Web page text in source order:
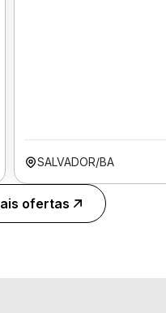
SALVADOR/BA
ofertas